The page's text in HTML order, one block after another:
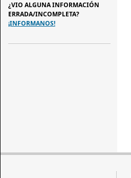
¿VIO ALGUNA INFORMACIÓN
ERRADA/INCOMPLETA?
¡INFORMANOS!